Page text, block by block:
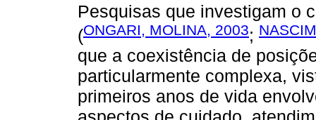
Pesquisas que investigam o
(ONGARI, MOLINA, 2003;
que a coexistência de
particularmente complexa,
primeiros anos de vida